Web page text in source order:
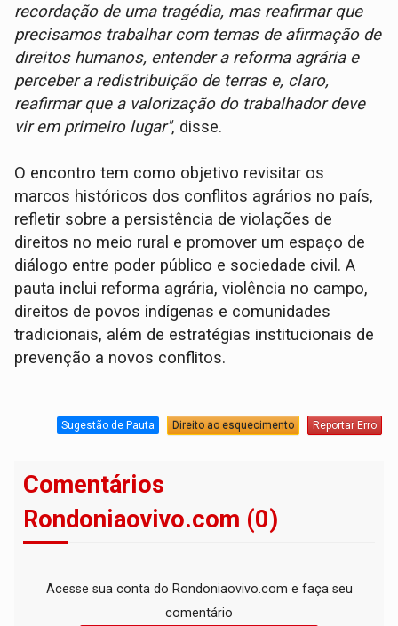
recordação de uma tragédia, mas reafirmar que
precisamos trabalhar com temas de afirmação de
direitos humanos, entender a reforma agrária e
perceber a redistribuição de terras e, claro,
reafirmar que a valorização do trabalhador deve
vir em primeiro lugar", disse.
O encontro tem como objetivo revisitar os
marcos históricos dos conflitos agrários no país,
refletir sobre a persistência de violações de
direitos no meio rural e promover um espaço de
diálogo entre poder público e sociedade civil. A
pauta inclui reforma agrária, violência no campo,
direitos de povos indígenas e comunidades
tradicionais, além de estratégias institucionais de
prevenção a novos conflitos.
Sugestão de Pauta Direito ao esquecimento Reportar Erro
Comentários
Rondoniaovivo.com (0)
Acesse sua conta do Rondoniaovivo.com e faça seu
comentário